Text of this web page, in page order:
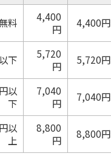
料
4,400
円
4,400円
下
5,720
円
5,720円
以
下
7,040
円
7,040円
以
上
8,800
円
8,800円